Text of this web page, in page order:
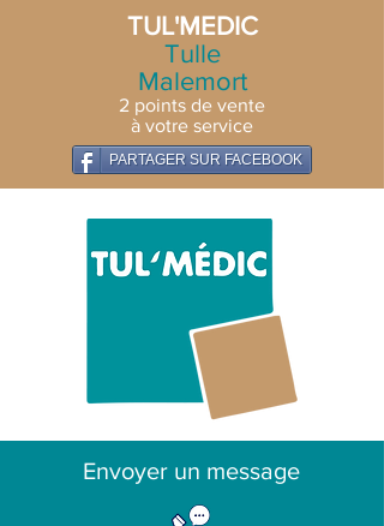
TUL'MEDIC
Tulle
Malemort
2 points de vente
à votre service
PARTAGER SUR FACEBOOK
Envoyer un message